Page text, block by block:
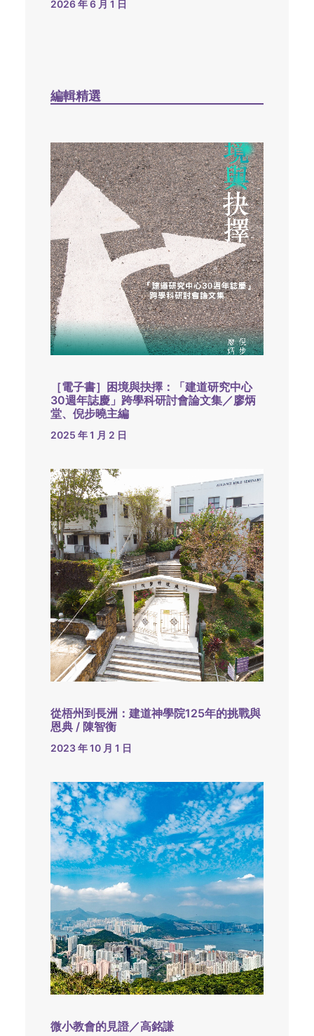
2026 年 6 月 1 日
編輯精選
［電子書］困境與抉擇：「建道研究中心
30週年誌慶」跨學科研討會論文集／廖炳
堂、倪步曉主編
2025 年 1 月 2 日
從梧州到長洲：建道神學院125年的挑戰與
恩典 / 陳智衡
2023 年 10 月 1 日
微小教會的見證／高銘謙